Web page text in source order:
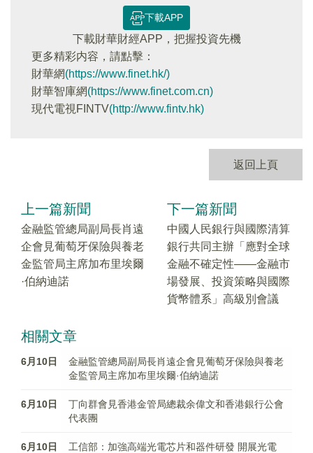
下載APP
下載財華財經APP，把握投資先機
更多精彩内容，請點擊：
財華網(https://www.finet.hk/)
財華智庫網(https://www.finet.com.cn)
現代電視FINTV(http://www.fintv.hk)
返回上頁
上一篇新聞
金融監管總局副局長肖遠
企會見葡萄牙保險與養老
金監管局主席加布里埃爾
·伯納迪諾
下一篇新聞
中國人民銀行與國際清算
銀行共同主辦「應對全球
金融不確定性——金融市
場發展、投資策略與國際
貨幣體系」高級別會議
相關文章
6月10日
金融監管總局副局長肖遠企會見葡萄牙保險與養老
金監管局主席加布里埃爾·伯納迪諾
6月10日
丁向群會見香港金管局總裁余偉文和香港銀行公會
代表團
6月10日
工信部：加強高端光電芯片和器件研發 開展光電